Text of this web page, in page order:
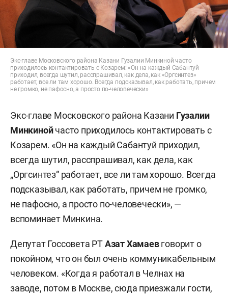
Экс-главе Московского района Казани Гузалии Минкиной часто
приходилось контактировать с Козарем: «Он на каждый Сабантуй
приходил, всегда шутил, расспрашивал, как дела, как «Оргсинтез»
работает, все ли там хорошо. Всегда подсказывал, как работать, причем
не громко, не пафосно, а просто по-человечески»
Экс-главе Московского района Казани Гузалии
Минкинойчасто приходилось контактировать с
Козарем. «Он на каждый Сабантуй приходил,
всегда шутил, расспрашивал, как дела, как
„Оргсинтез“ работает, все ли там хорошо. Всегда
подсказывал, как работать, причем не громко,
не пафосно, а просто по-человечески», —
вспоминает Минкина.
Депутат Госсовета РТАзат Хамаевговорит о
покойном, что он был очень коммуникабельным
человеком. «Когда я работал в Челнах на
заводе, потом в Москве, сюда приезжали гости,